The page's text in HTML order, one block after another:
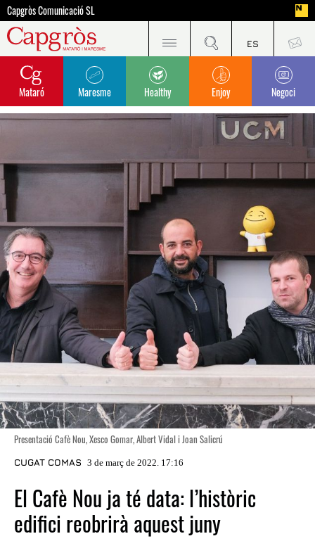
Capgròs Comunicació SL
Mataró Maresme Healthy Enjoy Negoci
Presentació Cafè Nou, Xesco Gomar, Albert Vidal i Joan Salicrú
CUGAT COMAS 3 de març de 2022. 17:16
El Cafè Nou ja té data: l’històric
edifici reobrirà aquest juny